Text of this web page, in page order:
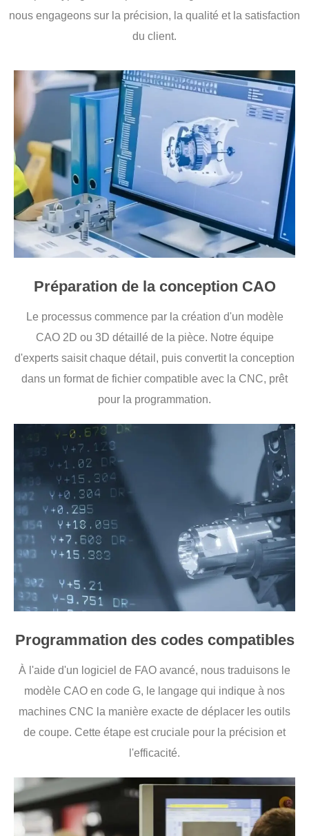
nous engageons sur la précision, la qualité et la satisfaction
du client.
Préparation de la conception CAO
Le processus commence par la création d'un modèle
CAO 2D ou 3D détaillé de la pièce. Notre équipe
d'experts saisit chaque détail, puis convertit la conception
dans un format de fichier compatible avec la CNC, prêt
pour la programmation.
Programmation des codes compatibles
À l'aide d'un logiciel de FAO avancé, nous traduisons le
modèle CAO en code G, le langage qui indique à nos
machines CNC la manière exacte de déplacer les outils
de coupe. Cette étape est cruciale pour la précision et
l'efficacité.